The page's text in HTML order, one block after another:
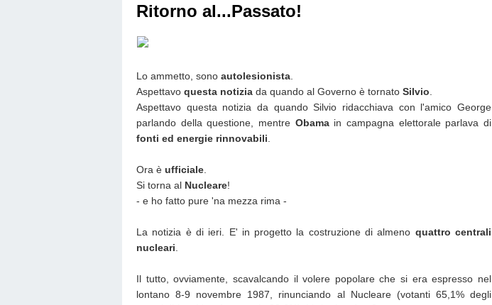
Ritorno al...Passato!
Lo ammetto, sono autolesionista
Aspettavo questa notizia da quando al Governo è tornato Silvio
Aspettavo questa notizia da quando Silvio ridacchiava con l'amico George
parlando della questione, mentre Obamain campagna elettorale parlava di
fonti ed energie rinnovabili
Ora è ufficiale
Si torna al Nucleare!
- e ho fatto pure 'na mezza rima -
La notizia è di ieri. E' in progetto la costruzione di almeno quattro centrali
nucleari
Il tutto, ovviamente, scavalcando il volere popolare che si era espresso nel
lontano 8-9 novembre 1987, rinunciando al Nucleare (votanti 65,1% degli